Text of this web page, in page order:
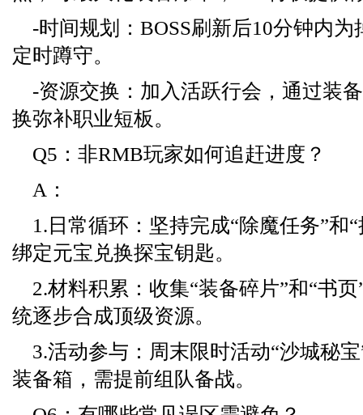
-时间规划：BOSS刷新后10分钟内
定时蹲守。
-资源交换：加入活跃行会，通过装
换弥补职业短板。
Q5：非RMB玩家如何追赶进度？
A：
1.日常循环：坚持完成“除魔任务”和
绑定元宝兑换探宝钥匙。
2.材料积累：收集“装备碎片”和“书
统逐步合成顶级资源。
3.活动参与：周末限时活动“沙城秘
装备箱，需提前组队备战。